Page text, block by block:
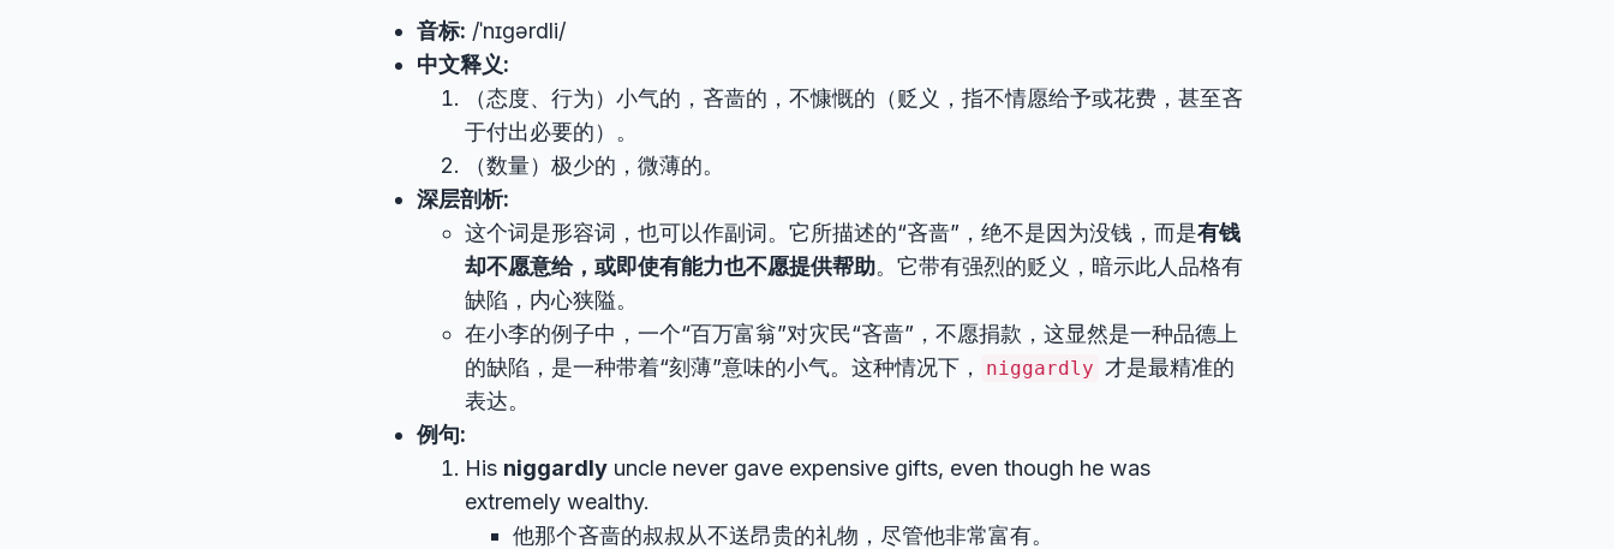
音标: /ˈnɪɡərdli/
中文释义:
（态度、行为）小气的，吝啬的，不慷慨的（贬义，指不情愿给予或花费，甚至吝
于付出必要的）。
（数量）极少的，微薄的。
深层剖析:
这个词是形容词，也可以作副词。它所描述的“吝啬”，绝不是因为没钱，而是有钱
却不愿意给，或即使有能力也不愿提供帮助。它带有强烈的贬义，暗示此人品格有
缺陷，内心狭隘。
在小李的例子中，一个“百万富翁”对灾民“吝啬”，不愿捐款，这显然是一种品德上
的缺陷，是一种带着“刻薄”意味的小气。这种情况下，
niggardly 才是最精准的
表达。
例句:
His niggardly uncle never gave expensive gifts, even though he was
extremely wealthy.
他那个吝啬的叔叔从不送昂贵的礼物，尽管他非常富有。